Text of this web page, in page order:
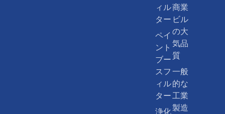
ィル
ター
ペイ
ント
ブー
スフ
ィル
ター
浄化
商業
ビル
の大
気品
質
一般
的な
工業
製造